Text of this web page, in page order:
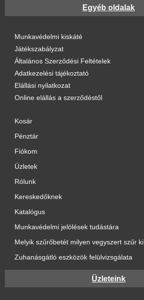
Egyéb oldalak
Munkavédelmi kiskáté
Játékszabályzat
Általános Szerződési Feltételek
Adatkezelési tájékoztató
Elállási nyilatkozat
Online elállás a szerződéstől
Kosár
Pénztár
Fiókom
Üzletek
Rólunk
Kereskedőknek
Katalógus
Munkavédelmi jelölések tudástára
Melyik szűrőbetét milyen vegyszert szűr
Zuhanásgátló eszközök felülvizsgálata
Üzleteink